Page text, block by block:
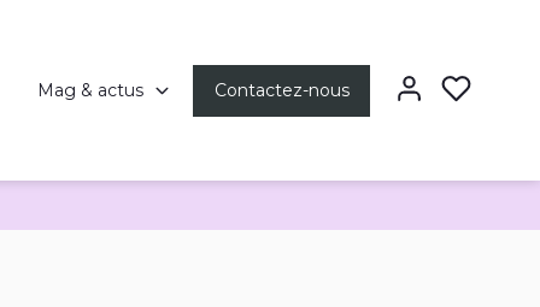
Mag & actus Contactez-nous